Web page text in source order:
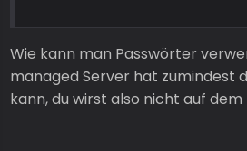
Wie kann man Passwörter
managed Server hat zumindest
kann, du wirst also nicht auf